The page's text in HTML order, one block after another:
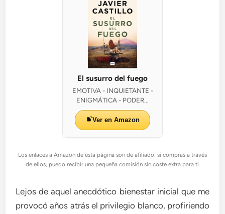
El susurro del fuego
EMOTIVA - INQUIETANTE -
ENIGMÁTICA - PODER...
Ver en Amazon
Los enlaces a Amazon de esta página son de afiliado: si compras a través
de ellos, puedo recibir una pequeña comisión sin coste extra para ti.
Lejos de aquel anecdótico bienestar inicial que me
provocó años atrás el privilegio blanco, profiriendo